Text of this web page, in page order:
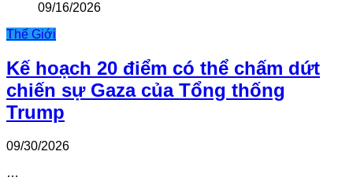
09/16/2026
Thế Giới
Kế hoạch 20 điểm có thể chấm dứt
chiến sự Gaza của Tổng thống
Trump
09/30/2026
…